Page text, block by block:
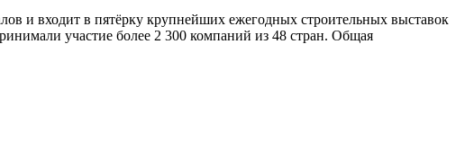
и входит в пятёрку крупнейших ежегодных строительных выставок
участие более 2 300 компаний из 48 стран. Общая